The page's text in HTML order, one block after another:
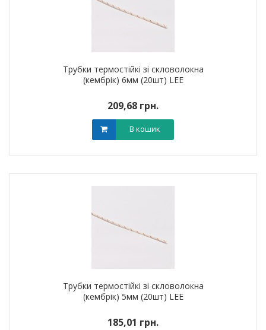
Трубки термостійкі зі скловолокна
(кембрік) 6мм (20шт) LEE
209,68 грн.
В кошик
Трубки термостійкі зі скловолокна
(кембрік) 5мм (20шт) LEE
185,01 грн.